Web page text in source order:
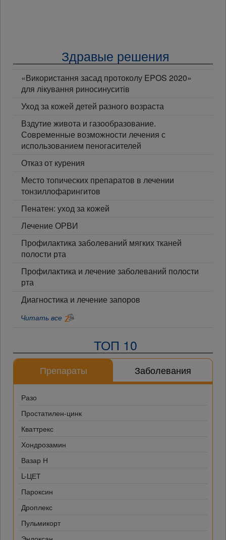
Здравые решения
«Використання засад протоколу EPOS 2020»
для лікування риносинуситів
Уход за кожей детей разного возраста
Вздутие живота и газообразование.
Современные возможности лечения с
использованием пеногасителей
Отказ от курения
Место топических препаратов в лечении
тонзиллофарингитов
Пенатен: уход за кожей
Лечение ОРВИ
Профилактика заболеваний мягких тканей
полости рта
Профилактика и лечение заболеваний полости
рта
Диагностика и лечение запоров
Читать все
ТОП 10
Препараты Заболевания
Разо
Простатилен-цинк
Кваттрекс
Хондрозамин
Вазар Н
L-ЦЕТ
Пароксин
Дроплекс
Пульмикорт